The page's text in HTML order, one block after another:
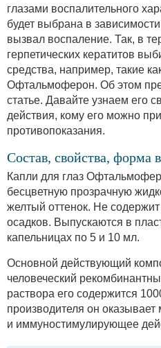
глазами воспалительного
будет выбрана в зависимости
вызвал воспаление. Так, в
герпетических кератитов
средства, например, такие
Офтальмоферон. Об этом
статье. Давайте узнаем его
действия, кому его можно
противопоказания.
Состав, свойства, форма
Капли для глаз
бесцветную прозрачную
желтый оттенок. Не
осадков. Выпускаются в
капельницах по 5 и 10 мл.
Основной действующий
человеческий
раствора его содержится
производителя он
и иммуностимулирующее